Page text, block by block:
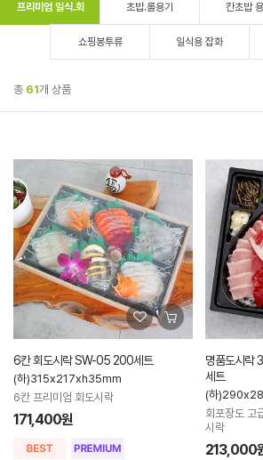
프리미엄 일식.회 초밥.롤용기 칸초밥 용
쇼핑봉투류 일식용 잡화
총 61개 상품
6칸 회도시락 SW-05 200세트
(하)315x217xh35mm
6칸 프리미엄 회도시락
171,400원
명품도시락
세트
(하
회포장도 고
시락
213,000